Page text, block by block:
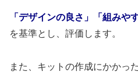
「デザインの良さ」「組みや
を基準とし、評価します。
また、キットの作成にかかっ